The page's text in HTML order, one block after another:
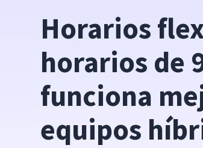
Horarios
horarios de
funciona
equipos